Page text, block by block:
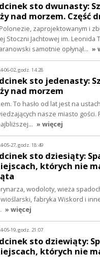
sto dwunasty:
nad morzem. Część
zaprojektowanym i
Stoczni Jachtowej im. Leonida
samotnie opłynął… »
06-02, godz. 14:28
sto jedenasty:
nad morzem
To hasło od lat jest na
nasze miasto gości.
» więcej
05-27, godz. 18:49
sto dziesiąty:
których nie
wodoloty, wieża
fabryka Wiskord i
» więcej
05-19, godz. 21:07
sto dziewiąty:
których nie